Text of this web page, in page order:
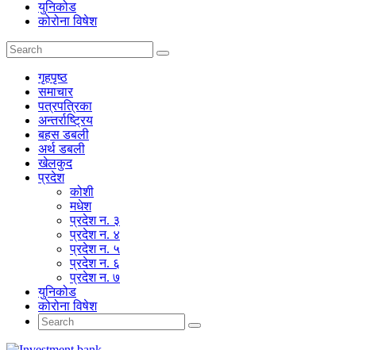
युनिकोड
कोरोना विषेश
गृहपृष्‍ठ
समाचार
पत्रपत्रिका
अन्तर्राष्ट्रिय
बहस डबली
अर्थ डबली
खेलकुद
प्रदेश
कोशी
मधेश
प्रदेश न. ३
प्रदेश न. ४
प्रदेश न. ५
प्रदेश न. ६
प्रदेश न. ७
युनिकोड
कोरोना विषेश